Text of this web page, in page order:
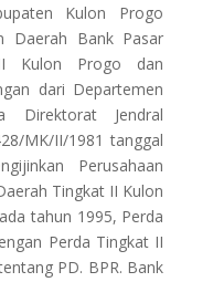
Kulon Progo
Daerah Bank Pasar
Kulon Progo dan
dari Departemen
Direktorat Jendral
MK/II/1981 tanggal
Perusahaan
Tingkat II Kulon
tahun 1995, Perda
Perda Tingkat II
PD. BPR. Bank